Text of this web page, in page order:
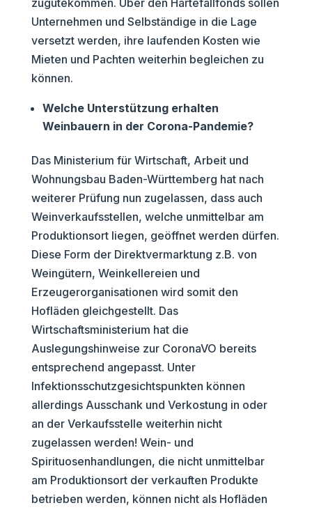
zugutekommen. Über den Härtefallfonds sollen
Unternehmen und Selbständige in die Lage
versetzt werden, ihre laufenden Kosten wie
Mieten und Pachten weiterhin begleichen zu
können.
Welche Unterstützung erhalten
Weinbauern in der Corona-Pandemie?
Das Ministerium für Wirtschaft, Arbeit und
Wohnungsbau Baden-Württemberg hat nach
weiterer Prüfung nun zugelassen, dass auch
Weinverkaufsstellen, welche unmittelbar am
Produktionsort liegen, geöffnet werden dürfen.
Diese Form der Direktvermarktung z.B. von
Weingütern, Weinkellereien und
Erzeugerorganisationen wird somit den
Hofläden gleichgestellt. Das
Wirtschaftsministerium hat die
Auslegungshinweise zur CoronaVO bereits
entsprechend angepasst. Unter
Infektionsschutzgesichtspunkten können
allerdings Ausschank und Verkostung in oder
an der Verkaufsstelle weiterhin nicht
zugelassen werden! Wein- und
Spirituosenhandlungen, die nicht unmittelbar
am Produktionsort der verkauften Produkte
betrieben werden, können nicht als Hofläden